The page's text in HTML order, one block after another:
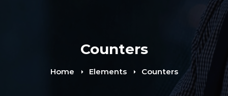
Counters
Home Elements Counters